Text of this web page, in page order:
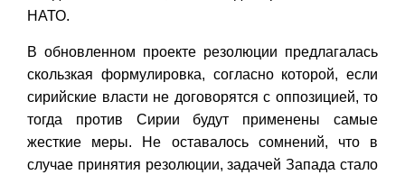
НАТО.
В обновленном проекте резолюции предлагалась
скользкая формулировка, согласно которой, если
сирийские власти не договорятся с оппозицией, то
тогда против Сирии будут применены самые
жесткие меры. Не оставалось сомнений, что в
случае принятия резолюции, задачей Запада стало